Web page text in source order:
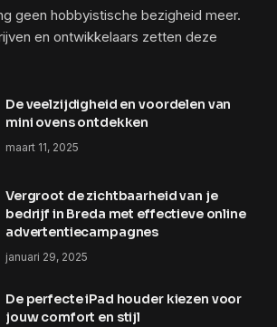
geen hobbyistische bezigheid meer.
en ontwikkelaars zetten deze
De veelzijdigheid en voordelen van
mini ovens ontdekken
maart 11, 2025
Vergroot de zichtbaarheid van je
bedrijf in Breda met effectieve online
advertentiecampagnes
januari 29, 2025
De perfecte iPad houder kiezen voor
jouw comfort en stijl